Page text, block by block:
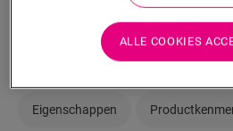
Bekijk hoe het eruit zou zien
Bestel een staal
Eigenschappen
ALLE COOKIES